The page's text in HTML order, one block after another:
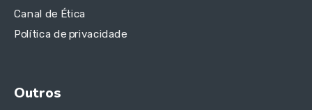
Canal de Ética
Política de privacidade
Outros